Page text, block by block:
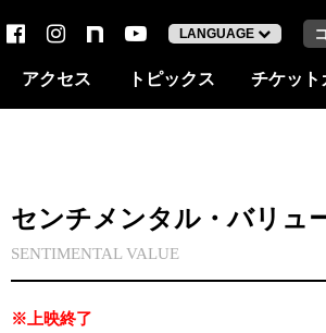
LANGUAGE
アクセス トピックス チケット
センチメンタル・バリュ
SENTIMENTAL VALUE
※上映終了